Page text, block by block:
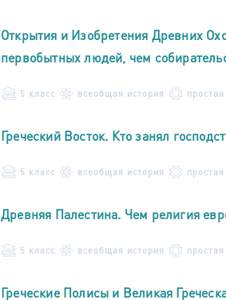
Открытия и Изобретения Древних
первобытных людей, чем
5 класс всеобщая история простая
Греческий Восток. Кто занял
5 класс всеобщая история простая
Древняя Палестина. Чем религия
5 класс всеобщая история простая
Греческие Полисы и Великая